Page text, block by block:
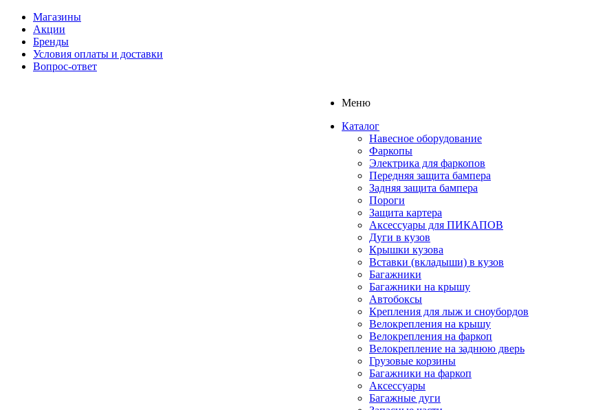
Магазины
Акции
Бренды
Условия оплаты и доставки
Вопрос-ответ
Меню
Каталог
Навесное оборудование
Фаркопы
Электрика для фаркопов
Передняя защита бампера
Задняя защита бампера
Пороги
Защита картера
Аксессуары для ПИКАПОВ
Дуги в кузов
Крышки кузова
Вставки (вкладыши) в кузов
Багажники
Багажники на крышу
Автобоксы
Крепления для лыж и сноубордов
Велокрепления на крышу
Велокрепления на фаркоп
Велокрепление на заднюю дверь
Грузовые корзины
Багажники на фаркоп
Аксессуары
Багажные дуги